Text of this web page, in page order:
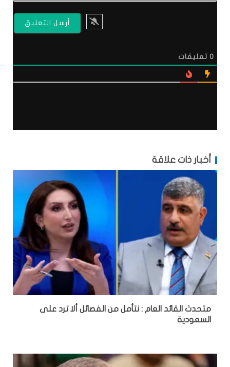
0 تعليقات
أخبار ذات علاقة
متحدث القائد العام : نتأمل من الفصائل ألا ترد على
السعودية